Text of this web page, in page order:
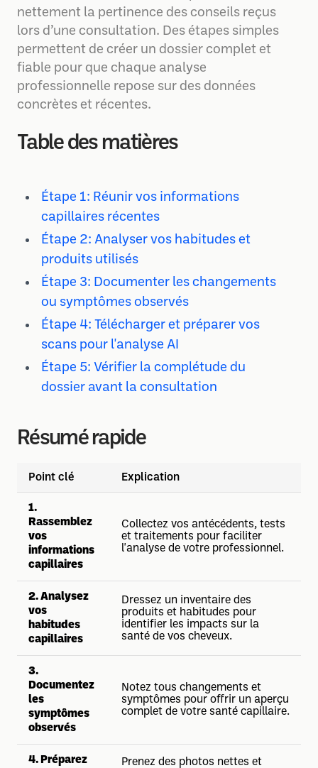
nettement la pertinence des conseils reçus
lors d’une consultation. Des étapes simples
permettent de créer un dossier complet et
fiable pour que chaque analyse
professionnelle repose sur des données
concrètes et récentes.
Table des matières
Étape 1: Réunir vos informations
capillaires récentes
Étape 2: Analyser vos habitudes et
produits utilisés
Étape 3: Documenter les changements
ou symptômes observés
Étape 4: Télécharger et préparer vos
scans pour l'analyse AI
Étape 5: Vérifier la complétude du
dossier avant la consultation
Résumé rapide
Point clé Explication
1.
Rassemblez
vos
informations
capillaires
Collectez vos antécédents, tests
et traitements pour faciliter
l'analyse de votre professionnel.
2. Analysez
vos
habitudes
capillaires
Dressez un inventaire des
produits et habitudes pour
identifier les impacts sur la
santé de vos cheveux.
3.
Documentez
les
symptômes
observés
Notez tous changements et
symptômes pour offrir un aperçu
complet de votre santé capillaire.
4. Préparez
Prenez des photos nettes et